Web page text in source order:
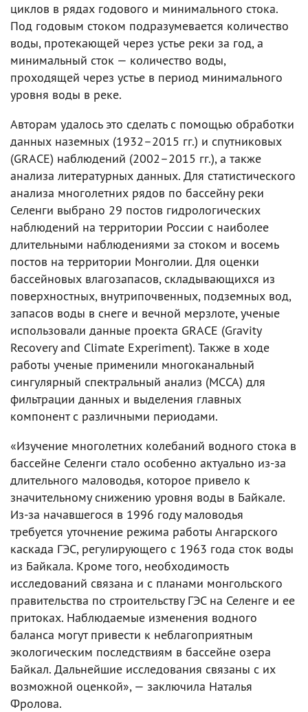
циклов в рядах годового и минимального стока.
Под годовым стоком подразумевается количество
воды, протекающей через устье реки за год, а
минимальный сток — количество воды,
проходящей через устье в период минимального
уровня воды в реке.
Авторам удалось это сделать с помощью обработки
данных наземных (1932–2015 гг.) и спутниковых
(GRACE) наблюдений (2002–2015 гг.), а также
анализа литературных данных. Для статистического
анализа многолетних рядов по бассейну реки
Селенги выбрано 29 постов гидрологических
наблюдений на территории России с наиболее
длительными наблюдениями за стоком и восемь
постов на территории Монголии. Для оценки
бассейновых влагозапасов, складывающихся из
поверхностных, внутрипочвенных, подземных вод,
запасов воды в снеге и вечной мерзлоте, ученые
использовали данные проекта GRACE (Gravity
Recovery and Climate Experiment). Также в ходе
работы ученые применили многоканальный
сингулярный спектральный анализ (МССА) для
фильтрации данных и выделения главных
компонент с различными периодами.
«Изучение многолетних колебаний водного стока в
бассейне Селенги стало особенно актуально из-за
длительного маловодья, которое привело к
значительному снижению уровня воды в Байкале.
Из-за начавшегося в 1996 году маловодья
требуется уточнение режима работы Ангарского
каскада ГЭС, регулирующего с 1963 года сток воды
из Байкала. Кроме того, необходимость
исследований связана и с планами монгольского
правительства по строительству ГЭС на Селенге и ее
притоках. Наблюдаемые изменения водного
баланса могут привести к неблагоприятным
экологическим последствиям в бассейне озера
Байкал. Дальнейшие исследования связаны с их
возможной оценкой», — заключила Наталья
Фролова.